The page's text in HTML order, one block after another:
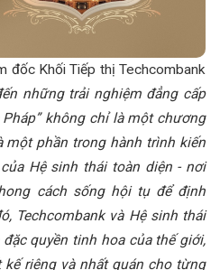
đốc Khối Tiếp thị Techcombank
những trải nghiệm đẳng cấp
không chỉ là một chương
một phần trong hành trình kiến
Hệ sinh thái toàn diện - nơi
cách sống hội tụ để định
Techcombank và Hệ sinh thái
quyền tinh hoa của thế giới,
riêng và nhất quán cho từng